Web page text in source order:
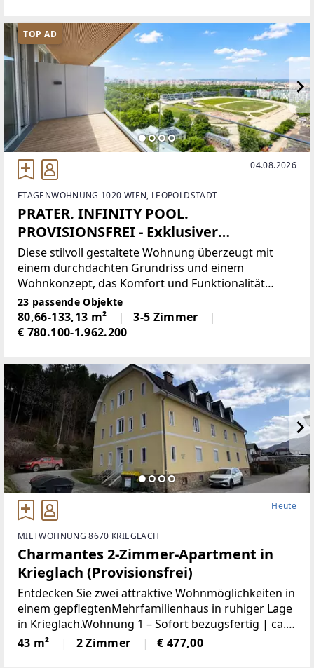
TOP AD
04.08.2026
ETAGENWOHNUNG 1020 WIEN, LEOPOLDSTADT
PRATER. INFINITY POOL.
PROVISIONSFREI - Exklusiver
Wohnturm
Diese stilvoll gestaltete Wohnung überzeugt mit
einem durchdachten Grundriss und einem
Wohnkonzept, das Komfort und Funktionalität
perfekt vereint.Bereits der Eingangsbereich
vermittelt ein angenehmes Wohngefühl und bietet
ausreichend Platz für
23 passende Objekte
80,66-133,13 m²
3-5 Zimmer
€ 780.100-1.962.200
Heute
MIETWOHNUNG 8670 KRIEGLACH
Charmantes 2-Zimmer-Apartment in
Krieglach (Provisionsfrei)
Entdecken Sie zwei attraktive Wohnmöglichkeiten in
einem gepflegtenMehrfamilienhaus in ruhiger Lage
in Krieglach.Wohnung 1 – Sofort bezugsfertig | ca.
480 € BruttoFrisch und wie neu: Diese 43 m² große
Wohnung wurde komplett saniert. NeueKüche,
43 m² 2 Zimmer € 477,00